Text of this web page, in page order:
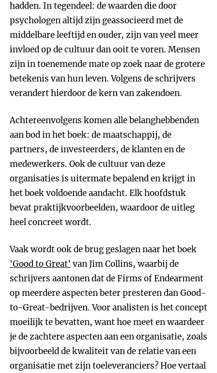
hadden. In tegendeel: de waarden die door
psychologen altijd zijn geassocieerd met de
middelbare leeftijd en ouder, zijn van veel meer
invloed op de cultuur dan ooit te voren. Mensen
zijn in toenemende mate op zoek naar de grotere
betekenis van hun leven. Volgens de schrijvers
verandert hierdoor de kern van zakendoen.
Achtereenvolgens komen alle belanghebbenden
aan bod in het boek: de maatschappij, de
partners, de investeerders, de klanten en de
medewerkers. Ook de cultuur van deze
organisaties is uitermate bepalend en krijgt in
het boek voldoende aandacht. Elk hoofdstuk
bevat praktijkvoorbeelden, waardoor de uitleg
heel concreet wordt.
Vaak wordt ook de brug geslagen naar het boek
'Good to Great' van Jim Collins, waarbij de
schrijvers aantonen dat de Firms of Endearment
op meerdere aspecten beter presteren dan Good-
to-Great-bedrijven. Voor analisten is het concept
moeilijk te bevatten, want hoe meet en waardeer
je de zachtere aspecten aan een organisatie, zoals
bijvoorbeeld de kwaliteit van de relatie van een
organisatie met zijn toeleveranciers? Hoe vertaal